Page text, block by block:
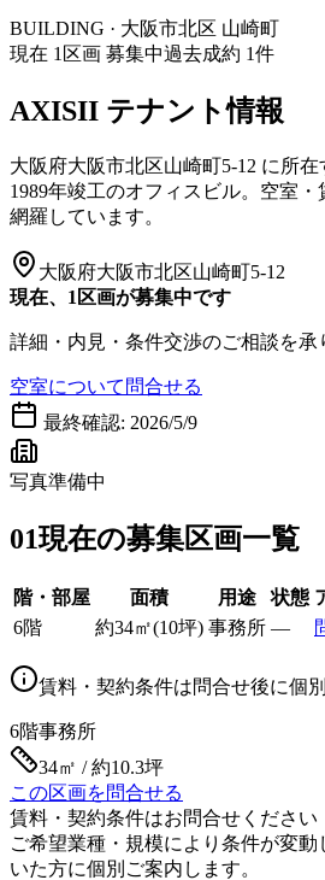
BUILDING · 大阪市北区 山崎町
現在 1 区画 募集中過去成約 1件
AXISII テナント情報
大阪府大阪市北区山崎町5-12 に所在
1989年竣工のオフィスビル。空室
網羅しています。
大阪府大阪市北区山崎町5-12
現在、1区画が募集中です
詳細・内見・条件交渉のご相談を承
空室について問合せる
最終確認: 2026/5/9
写真準備中
01現在の募集区画一覧
階・部屋 面積 用途 状態
6階
約34㎡(10坪) 事務所 —
賃料・契約条件は問合せ後に個
6階事務所
34㎡ / 約10.3坪
この区画を問合せる
賃料・契約条件はお問合せください
ご希望業種・規模により条件が変
いた方に個別ご案内します。